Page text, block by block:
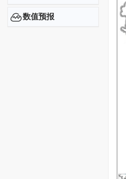
数值预报